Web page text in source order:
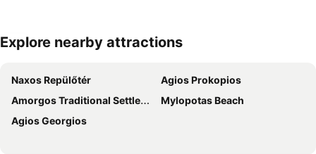
Nagy méretű térkép
Explore nearby attractions
Naxos Repülőtér
Agios Prokopios
Amorgos Traditional Settlement
Mylopotas Beach
Agios Georgios